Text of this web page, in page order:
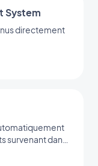
System
directement
dans